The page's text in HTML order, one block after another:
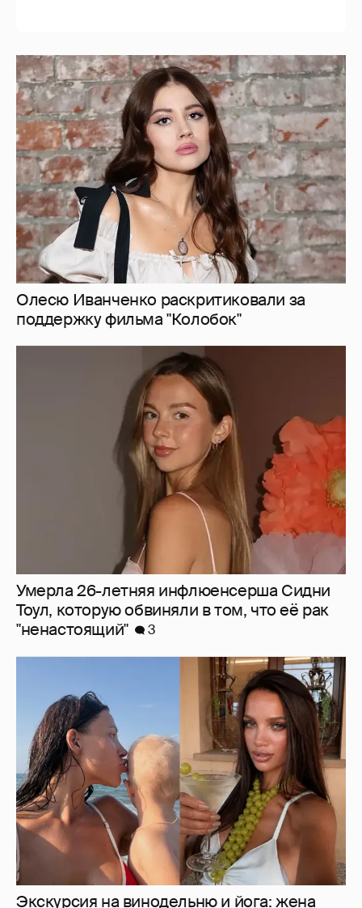
Олесю Иванченко раскритиковали за
поддержку фильма "Колобок"
Умерла 26-летняя инфлюенсерша Сидни
Тоул, которую обвиняли в том, что её рак
"ненастоящий"
3
Экскурсия на винодельню и йога: жена
владельца "Эксмо" Инесса Шевчук
отдыхает с детьми в Италии
10